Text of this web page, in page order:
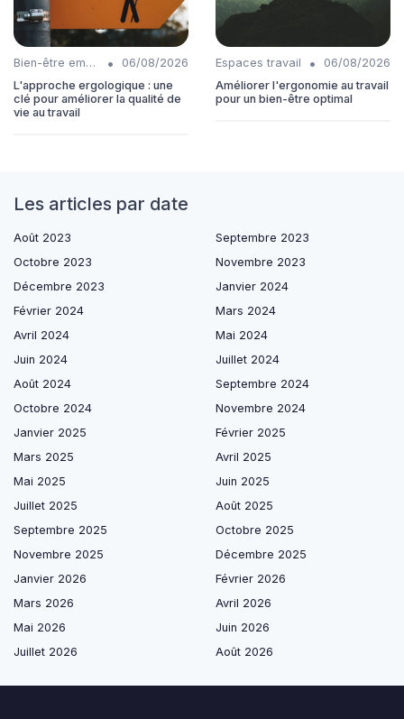
Bien-être employés •
06/08/2026
L'approche ergologique : une
clé pour améliorer la qualité de
vie au travail
Espaces travail •
06/08/2026
Améliorer l'ergonomie au travail
pour un bien-être optimal
Les articles par date
Août 2023
Septembre 2023
Octobre 2023
Novembre 2023
Décembre 2023
Janvier 2024
Février 2024
Mars 2024
Avril 2024
Mai 2024
Juin 2024
Juillet 2024
Août 2024
Septembre 2024
Octobre 2024
Novembre 2024
Janvier 2025
Février 2025
Mars 2025
Avril 2025
Mai 2025
Juin 2025
Juillet 2025
Août 2025
Septembre 2025
Octobre 2025
Novembre 2025
Décembre 2025
Janvier 2026
Février 2026
Mars 2026
Avril 2026
Mai 2026
Juin 2026
Juillet 2026
Août 2026